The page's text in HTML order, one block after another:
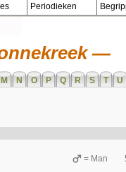
Periodieken
M N O P Q R S T
U
= Man